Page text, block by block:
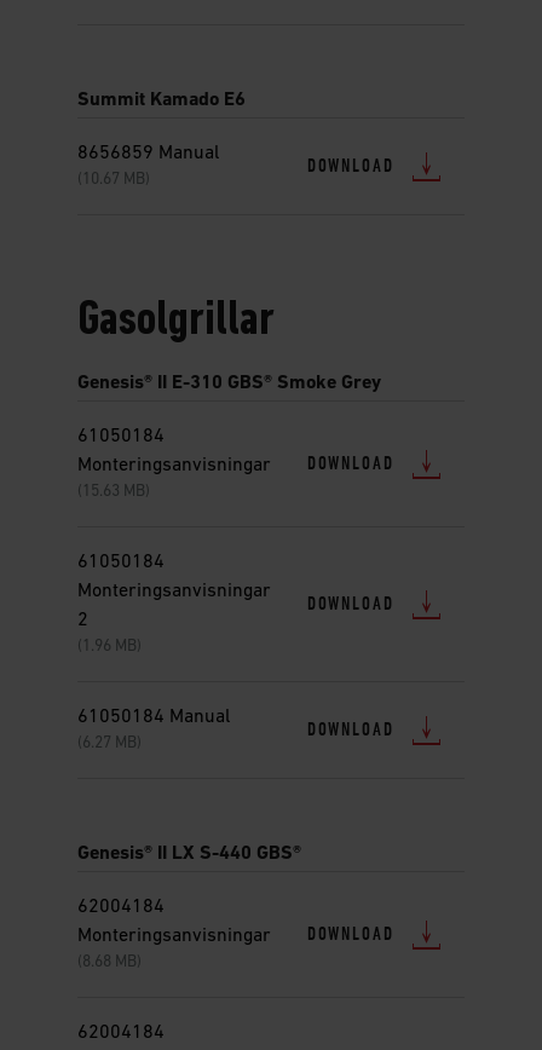
Summit Kamado E6
8656859 Manual
(10.67 MB)
DOWNLOAD
Gasolgrillar
Genesis® II E-310 GBS® Smoke Grey
61050184
Monteringsanvisningar
(15.63 MB)
DOWNLOAD
61050184
Monteringsanvisningar
2
(1.96 MB)
DOWNLOAD
61050184 Manual
(6.27 MB)
DOWNLOAD
Genesis® II LX S-440 GBS®
62004184
Monteringsanvisningar
(8.68 MB)
DOWNLOAD
62004184